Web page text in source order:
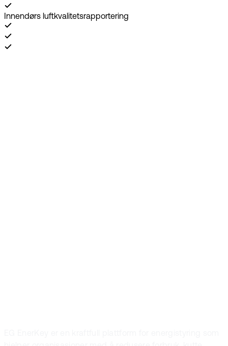
Innendørs luftkvalitetsrapportering